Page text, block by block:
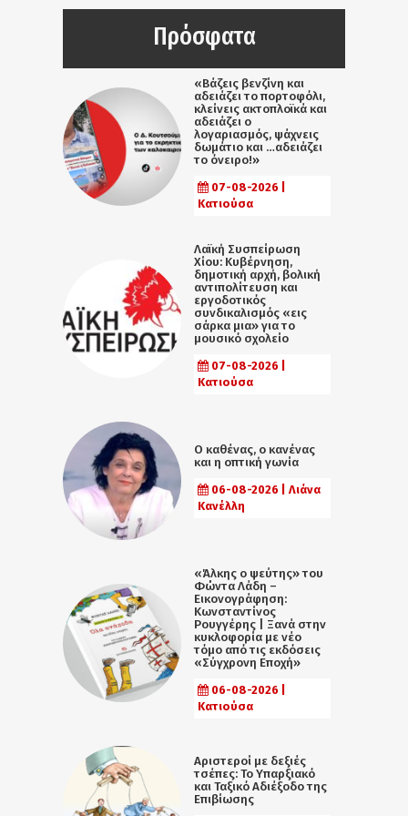
Πρόσφατα
«Βάζεις βενζίνη και
αδειάζει το πορτοφόλι,
κλείνεις ακτοπλοϊκά και
αδειάζει ο
λογαριασμός, ψάχνεις
δωμάτιο και …αδειάζει
το όνειρο!»
07-08-2026 |
Κατιούσα
Λαϊκή Συσπείρωση
Χίου: Κυβέρνηση,
δημοτική αρχή, βολική
αντιπολίτευση και
εργοδοτικός
συνδικαλισμός «εις
σάρκα μια» για το
μουσικό σχολείο
07-08-2026 |
Κατιούσα
Ο καθένας, ο κανένας
και η οπτική γωνία
06-08-2026 | Λιάνα
Κανέλλη
«Άλκης ο ψεύτης» του
Φώντα Λάδη –
Εικονογράφηση:
Κωνσταντίνος
Ρουγγέρης | Ξανά στην
κυκλοφορία με νέο
τόμο από τις εκδόσεις
«Σύγχρονη Εποχή»
06-08-2026 |
Κατιούσα
Αριστεροί με δεξιές
τσέπες: Το Υπαρξιακό
και Ταξικό Αδιέξοδο της
Επιβίωσης